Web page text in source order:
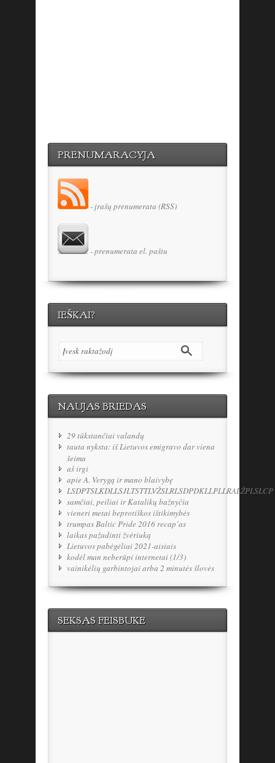
PRENUMARACYJA
- įrašų prenumerata (RSS)
- prenumerata el. paštu
IEŠKAI?
NAUJAS BRIEDAS
29 tūkstančiai valandų
tauta nyksta: iš Lietuvos emigravo dar viena
šeima
aš irgi
apie A. Verygą ir mano blaivybę
LSDPTSLKDLLSJLTSTTLVŽSLRLSDPDKLLPLLRALŽPLSLCP
samčiai, peiliai ir Katalikų bažnyčia
vieneri metai beprotiškos ištikimybės
trumpas Baltic Pride 2016 recap’as
laikas pažadinti žvėriuką
Lietuvos pabėgėliai 2021-aisiais
kodėl man neberūpi internetai (1/3)
vainikėlių garbintojai arba 2 minutės šlovės
SEKSAS FEISBUKE